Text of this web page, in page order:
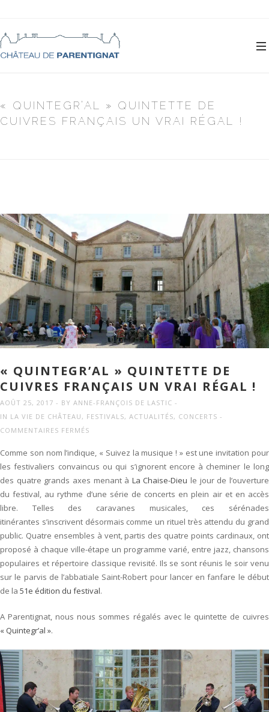
« QUINTEGR’AL » QUINTETTE DE
CUIVRES FRANÇAIS UN VRAI RÉGAL !
« QUINTEGR’AL » QUINTETTE DE
CUIVRES FRANÇAIS UN VRAI RÉGAL !
AOÛT 25, 2017 BY ANNE-FRANÇOIS DE LASTIC
IN LA VIE DE CHÂTEAU , FESTIVALS, ACTUALITÉS, CONCERTS
COMMENTAIRES FERMÉS
QUINTEGR’AL
»
QUINTETTE
DE
CUIVRES
FRANÇAIS
UN
VRAI
RÉGAL
!
Comme son nom l’indique, « Suivez la musique ! » est une invitation pour
les festivaliers convaincus ou qui s’ignorent encore à cheminer le long
des quatre grands axes menant à La Chaise-Dieu le jour de l’ouverture
du festival, au rythme d’une série de concerts en plein air et en accès
libre. Telles des caravanes musicales, ces sérénades
itinérantes s’inscrivent désormais comme un rituel très attendu du grand
public. Quatre ensembles à vent, partis des quatre points cardinaux, ont
proposé à chaque ville-étape un programme varié, entre jazz, chansons
populaires et répertoire classique revisité. Ils se sont réunis le soir venu
sur le parvis de l’abbatiale Saint-Robert pour lancer en fanfare le début
de la 51e édition du festival.
A Parentignat, nous nous sommes régalés avec le quintette de cuivres
« Quintegr’al ».